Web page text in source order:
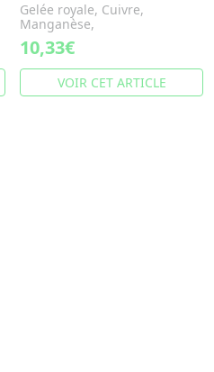
Gelée royale, Cuivre,
Manganèse,
10,33€
VOIR CET ARTICLE